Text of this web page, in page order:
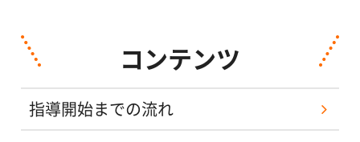
コンテンツ
指導開始までの流れ